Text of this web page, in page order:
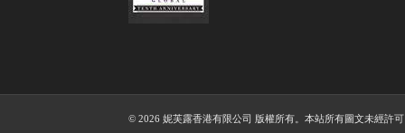
© 2026 妮芙露香港有限公司 版權所有。本站所有圖文未經許